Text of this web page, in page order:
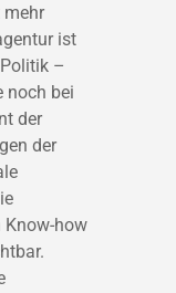
ist
–
noch bei
der
der
how